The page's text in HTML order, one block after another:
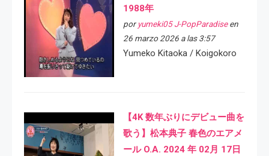
1988年
por yumeki05 J-PopParadiseen
26 marzo 2026 a las 3:57
Yumeko Kitaoka / Koigokoro
【4K 数年ぶりにデビュー曲を
歌う】松本典子 春色のエアメ
ール O.A. 2024 年 02月 17日